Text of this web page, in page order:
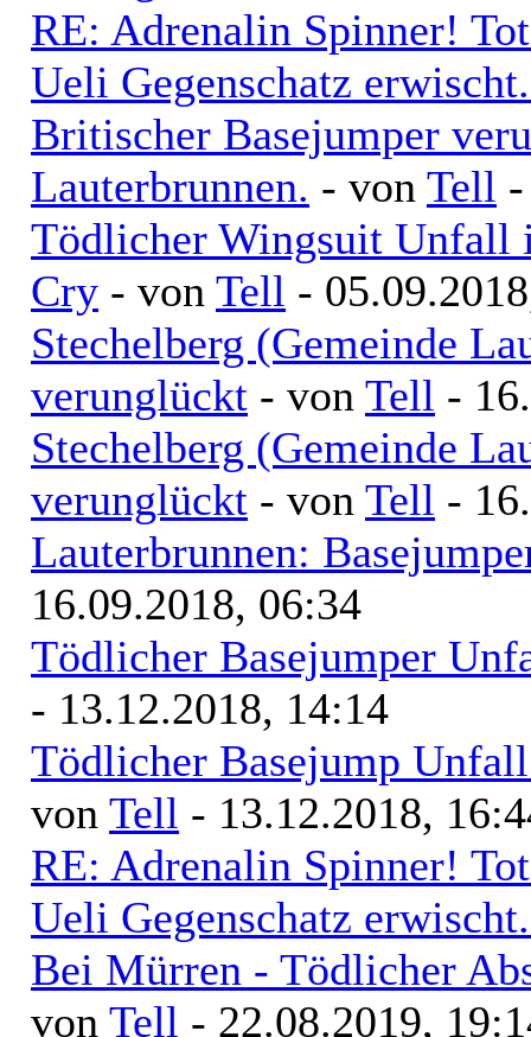
RE: Adrenalin Spinner!
Ueli Gegenschatz
Britischer Basejumper
Lauterbrunnen. - von Tell
Tödlicher Wingsuit Unfall
Cry - von Tell -
Stechelberg (Gemeinde
verunglückt - von Tell -
Stechelberg (Gemeinde
verunglückt - von Tell -
Lauterbrunnen:
16.09.2018, 06:34
Tödlicher Basejumper
- 13.12.2018, 14:14
Tödlicher Basejump
von Tell - 13.12.2018,
RE: Adrenalin Spinner!
Ueli Gegenschatz
Bei Mürren - Tödlicher
von Tell - 22.08.2019,